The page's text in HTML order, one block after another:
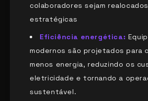
colaboradores sejam
estratégicas
Eficiência energética:
modernos são projetados para
menos energia, reduzindo os
eletricidade e tornando a
sustentável.